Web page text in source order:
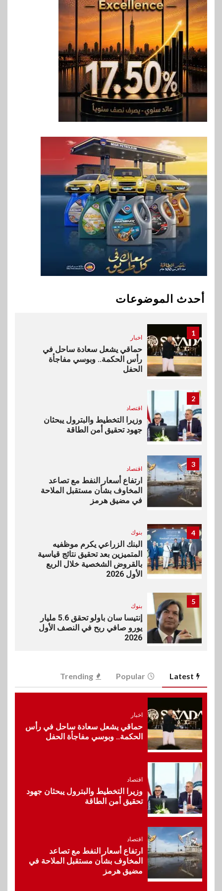
أحدث الموضوعات
اخبار
غرفة القاهرة تنظم ندوة إلكترونية
لدعم الصادرات وتحقيق
مستهدفات رؤية مصر 2030
7
بنوك
بنك مصر يشارك في فعالية اليوم
العالمي للشباب ويقدم العديد من
العروض المجانية
بنك QNB مصر يعزز جاهزية
المشروعات الصغيرة والمتوسطة
للنمو والتوسع
9 اخبار
فيكسد مصر و”حلول” تتشاركان
في تطوير أول منصة للسياحة
الصحية في مصر والشرق الأوسط
وأفريقيا Tour4Cure
سوق وصلة
جهازًا مثاليًا للشباب
1
اخبار
حماقي يشعل سعادة ساحل في
رأس الحكمة.. وبوسي مفاجأة
الحفل
2
اقتصاد
وزيرا التخطيط والبترول يبحثان
جهود تحقيق أمن الطاقة
3
اقتصاد
ارتفاع أسعار النفط مع تصاعد
المخاوف بشأن مستقبل الملاحة
في مضيق هرمز
4 بنوك
البنك الزراعي يكرم موظفيه
المتميزين بعد تحقيق نتائج قياسية
بالقروض الشخصية خلال الربع
الأول 2026
5
بنوك
إنتيسا سان باولو تحقق 5.6 مليار
يورو صافي ربح في النصف الأول
2026
غرفة القاهرة تنظم ندوة إلكترونية
لدعم الصادرات وتحقيق
7
بنوك
8
بنوك
للنمو والتوسع
9 اخبار
فيكسد مصر و”حلول” تتشاركان
Latest
Popular
Trending
اخبار
حماقي يشعل سعادة ساحل في رأس
الحكمة.. وبوسي مفاجأة الحفل
اقتصاد
وزيرا التخطيط والبترول يبحثان جهود
تحقيق أمن الطاقة
اقتصاد
ارتفاع أسعار النفط مع تصاعد
المخاوف بشأن مستقبل الملاحة في
مضيق هرمز